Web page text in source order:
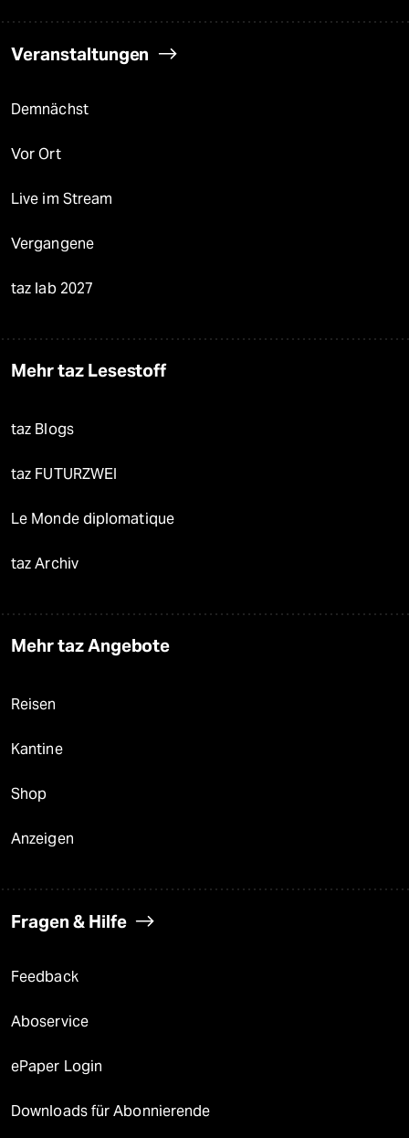
Veranstaltungen
Demnächst
Vor Ort
Live im Stream
Vergangene
taz lab 2027
Mehr taz Lesestoff
taz Blogs
taz FUTURZWEI
Le Monde diplomatique
taz Archiv
Mehr taz Angebote
Reisen
Kantine
Shop
Anzeigen
Fragen & Hilfe
Feedback
Aboservice
ePaper Login
Downloads für Abonnierende